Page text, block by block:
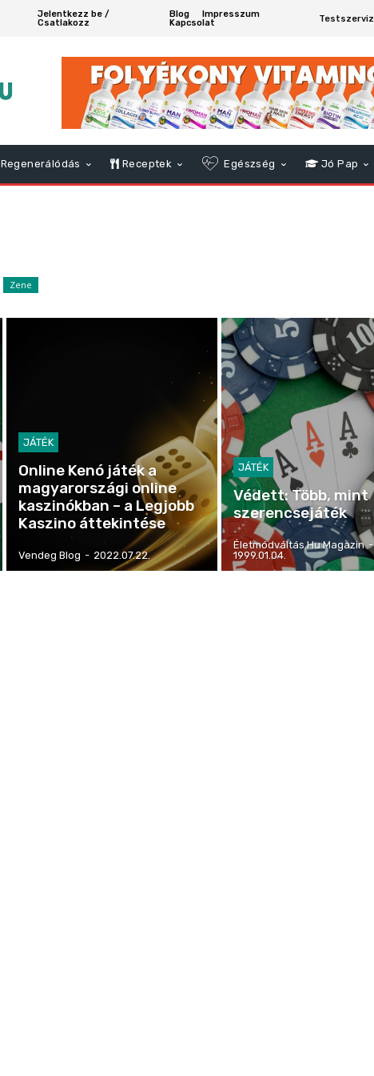
Jelentkezz be /
Csatlakozz
Blog
Impresszum
Kapcsolat
Testszerviz
Regenerálódás Receptek Egészség Jó Pap
Zene
JÁTÉK
Online Kenó játék a
magyarországi online
kaszinókban – a Legjobb
Kaszino áttekintése
Vendeg Blog - 2022.07.22.
JÁTÉK
Védett: Több, mint
szerencsejáték
Életmódváltás.hu Magazin -
1999.01.04.